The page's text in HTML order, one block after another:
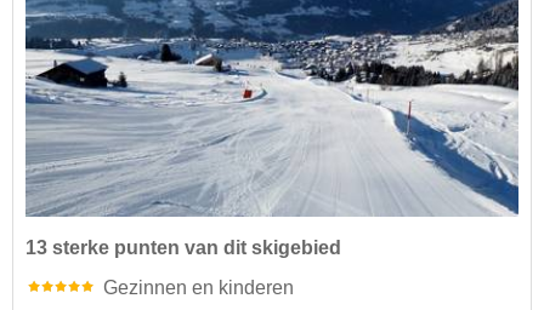
13 sterke punten van dit skigebied
Gezinnen en kinderen